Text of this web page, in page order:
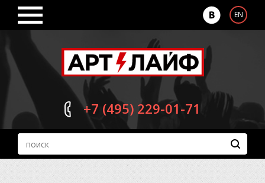
EN
+7 (495) 229-01-71